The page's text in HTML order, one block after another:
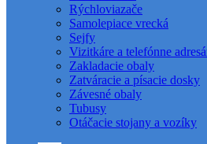
Rýchloviazače
Samolepiace vrecká
Sejfy
Vizitkáre a telefónne
Zakladacie obaly
Zatváracie a písacie dosky
Závesné obaly
Tubusy
Otáčacie stojany a vozíky